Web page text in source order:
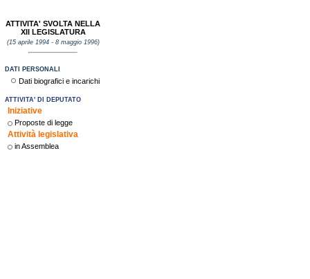
ATTIVITA' SVOLTA NELLA
XII LEGISLATURA
(15 aprile 1994 - 8 maggio 1996)
DATI PERSONALI
Dati biografici e incarichi
ATTIVITA' DI DEPUTATO
Iniziative
Proposte di legge
Attività legislativa
in Assemblea